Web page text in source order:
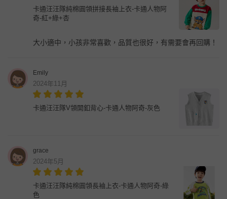
卡通汪汪隊純棉圓領拼接長袖上衣-卡通人物阿
奇-紅+綠+杏
大小適中，小孩非常喜歡，品質也很好，有需要會再回購！
Emily
2024年11月
卡通汪汪隊V領開釦背心-卡通人物阿奇-灰色
grace
2024年5月
卡通汪汪隊純棉圓領長袖上衣-卡通人物阿奇-綠
色